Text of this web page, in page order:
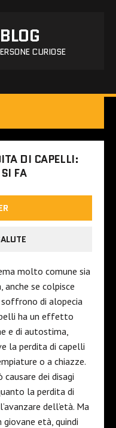
CURIOSE
DI CAPELLI:
FA
molto comune sia
se colpisce
di alopecia
ha un effetto
e di autostima,
la perdita di capelli
o a chiazze.
dei disagi
la perdita di
dell’età. Ma
giovane età, quindi